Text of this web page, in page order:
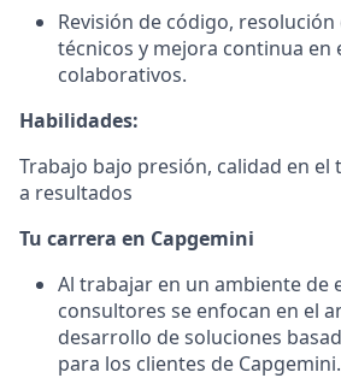
Revisión de código,
técnicos y mejora continua en
colaborativos.
Habilidades:
Trabajo bajo presión, calidad en
a resultados
Tu carrera en Capgemini
Al trabajar en un ambiente de
consultores se enfocan en el
desarrollo de soluciones
para los clientes de Capgemini.